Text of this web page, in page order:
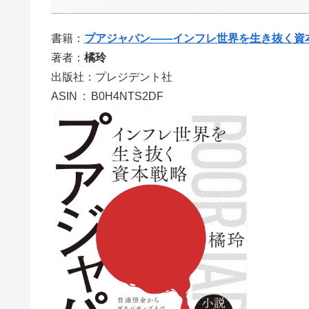
書籍： プアジャパン――インフレ世界を生き抜く資
著者： 橘玲
出版社：プレジデント社
ASIN ‏ : ‎ B0H4NTS2DF